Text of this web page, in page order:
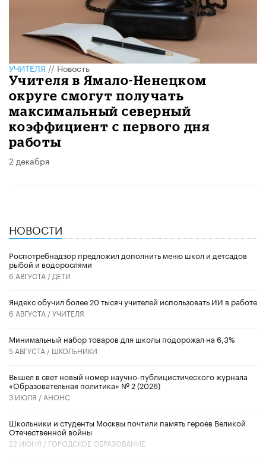
УЧИТЕЛЯ//Новость
Учителя в Ямало-Ненецком
округе смогут получать
максимальный северный
коэффициент с первого дня
работы
2 декабря
НОВОСТИ
Роспотребнадзор предложил дополнить меню школ и детсадов
рыбой и водорослями
6 АВГУСТА / ДЕТИ
​Яндекс обучил более 20 тысяч учителей использовать ИИ в работе
6 АВГУСТА /УЧИТЕЛЯ
Минимальный набор товаров для школы подорожал на 6,3%
5 АВГУСТА / ШКОЛЬНИКИ
Вышел в свет новый номер научно-публицистического журнала
«Образовательная политика» № 2 (2026)
3 ИЮЛЯ / АНОНС
Школьники и студенты Москвы почтили память героев Великой
Отечественной войны
22 ИЮНЯ / ГОРОДСКОЕ ОБРАЗОВАНИЕ